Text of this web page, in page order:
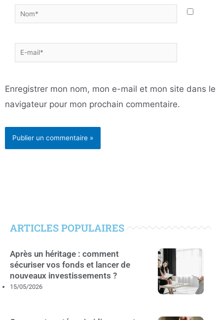
Nom*
E-
mail*
Enregistrer mon nom, mon e-mail et mon site dans le
navigateur pour mon prochain commentaire.
ARTICLES POPULAIRES
Après un héritage : comment
sécuriser vos fonds et lancer de
nouveaux investissements ?
15/05/2026